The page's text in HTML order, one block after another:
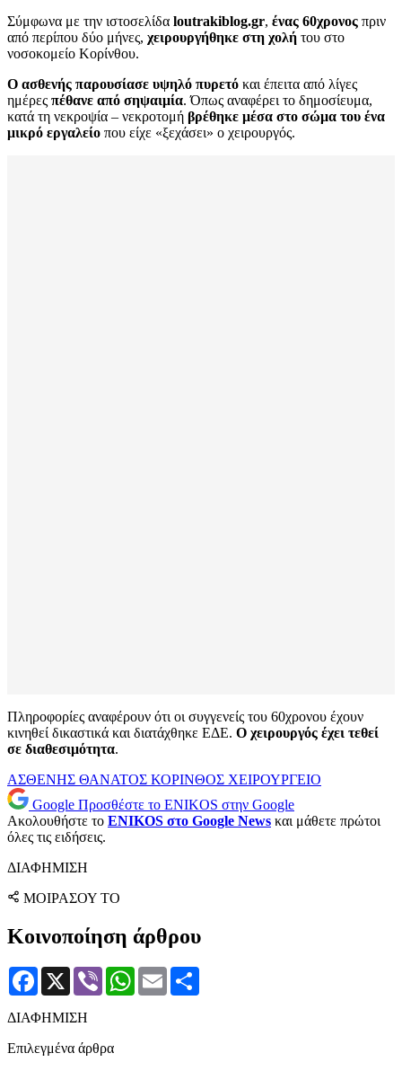
Σύμφωνα με την ιστοσελίδα loutrakiblog.gr, ένας 60χρονος πριν
από περίπου δύο μήνες, χειρουργήθηκε στη χολή του στο
νοσοκομείο Κορίνθου.
Ο ασθενής παρουσίασε υψηλό πυρετό και έπειτα από λίγες
ημέρες πέθανε από σηψαιμία. Όπως αναφέρει το δημοσίευμα,
κατά τη νεκροψία – νεκροτομή βρέθηκε μέσα στο σώμα του ένα
μικρό εργαλείο που είχε «ξεχάσει» ο χειρουργός.
Πληροφορίες αναφέρουν ότι οι συγγενείς του 60χρονου έχουν
κινηθεί δικαστικά και διατάχθηκε ΕΔΕ. Ο χειρουργός έχει τεθεί
σε διαθεσιμότητα.
ΑΣΘΕΝΗΣ ΘΑΝΑΤΟΣ ΚΟΡΙΝΘΟΣ ΧΕΙΡΟΥΡΓΕΙΟ
Google Προσθέστε το ENIKOS στην Google
Ακολουθήστε το ENIKOS στο Google News και μάθετε πρώτοι
όλες τις ειδήσεις.
ΔΙΑΦΗΜΙΣΗ
ΜΟΙΡΑΣΟΥ ΤΟ
Κοινοποίηση άρθρου
Facebook
X Viber WhatsApp
Email
ΔΙΑΦΗΜΙΣΗ
Επιλεγμένα άρθρα